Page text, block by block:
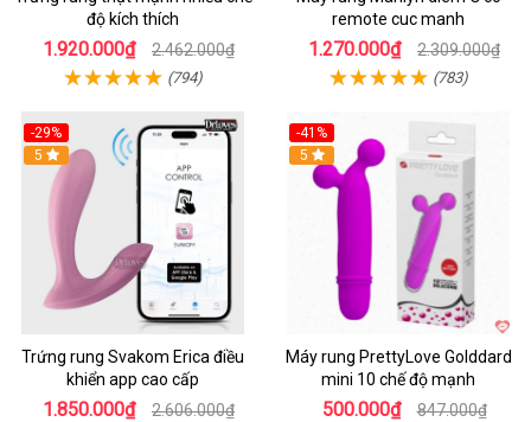
độ kích thích
1.920.000₫ 2.462.000₫
(794)
remote cuc manh
1.270.000₫ 2.309.000₫
(783)
-29%
Hot
5
Trứng rung Svakom Erica điều
khiển app cao cấp
1.850.000₫ 2.606.000₫
-41%
Hot
5
Máy rung PrettyLove Golddard
mini 10 chế độ mạnh
500.000₫ 847.000₫